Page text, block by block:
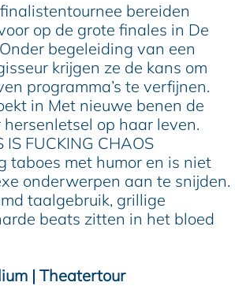
bereiden
op de grote finales in De
begeleiding van een
krijgen ze de kans om
programma’s te verfijnen.
in Met nieuwe benen de
op haar leven.
FUCKING CHAOS
taboes met humor en is niet
onderwerpen aan te snijden.
taalgebruik, grillige
beats zitten in het bloed
| Theatertour